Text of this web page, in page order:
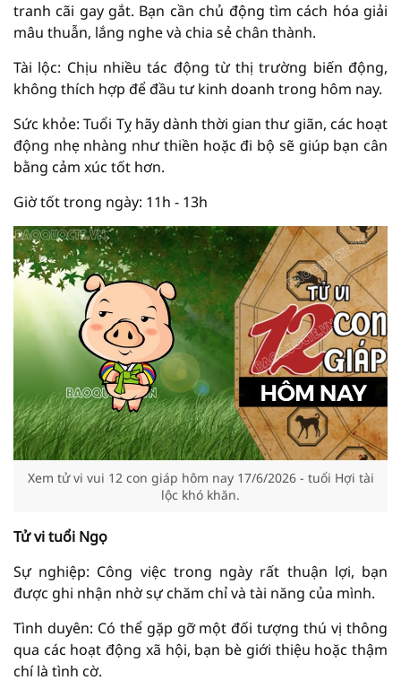
tranh cãi gay gắt. Bạn cần chủ động tìm cách hóa giải
mâu thuẫn, lắng nghe và chia sẻ chân thành.
Tài lộc: Chịu nhiều tác động từ thị trường biến động,
không thích hợp để đầu tư kinh doanh trong hôm nay.
Sức khỏe: Tuổi Tỵ hãy dành thời gian thư giãn, các hoạt
động nhẹ nhàng như thiền hoặc đi bộ sẽ giúp bạn cân
bằng cảm xúc tốt hơn.
Giờ tốt trong ngày: 11h - 13h
Xem tử vi vui 12 con giáp hôm nay 17/6/2026 - tuổi Hợi tài
lộc khó khăn.
Tử vi tuổi Ngọ
Sự nghiệp: Công việc trong ngày rất thuận lợi, bạn
được ghi nhận nhờ sự chăm chỉ và tài năng của mình.
Tình duyên: Có thể gặp gỡ một đối tượng thú vị thông
qua các hoạt động xã hội, bạn bè giới thiệu hoặc thậm
chí là tình cờ.